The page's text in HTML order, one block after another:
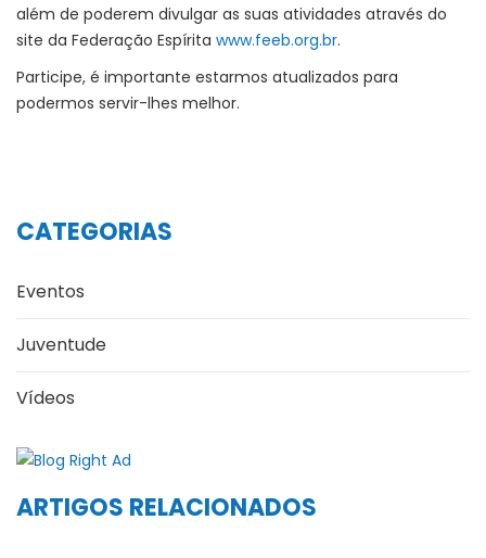
além de poderem divulgar as suas atividades através do
site da Federação Espírita www.feeb.org.br.
Participe, é importante estarmos atualizados para
podermos servir-lhes melhor.
CATEGORIAS
Eventos
Juventude
Vídeos
ARTIGOS RELACIONADOS